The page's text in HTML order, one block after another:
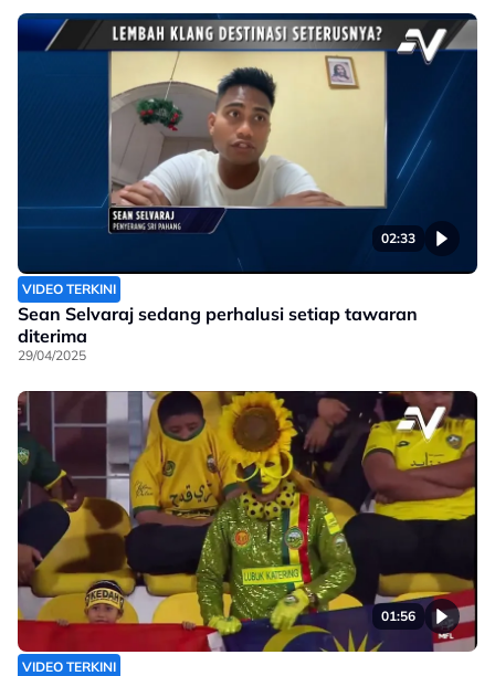
02:33
VIDEO TERKINI
Sean Selvaraj sedang perhalusi setiap tawaran
diterima
29/04/2025
01:56
VIDEO TERKINI